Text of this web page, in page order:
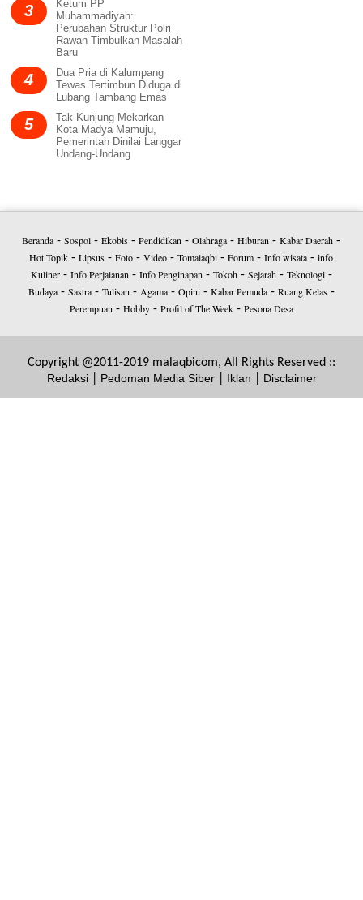
3
Ketum PP
Muhammadiyah:
Perubahan Struktur Polri
Rawan Timbulkan Masalah
Baru
4
Dua Pria di Kalumpang
Tewas Tertimbun Diduga di
Lubang Tambang Emas
5
Tak Kunjung Mekarkan
Kota Madya Mamuju,
Pemerintah Dinilai Langgar
Undang-Undang
Beranda-Sospol -Ekobis -Pendidikan -Olahraga-Hiburan -Kabar Daerah -
Hot Topik -Lipsus -Foto -Video -Tomalaqbi -Forum -Info wisata-info
Kuliner- Info Perjalanan- Info Penginapan- Tokoh- Sejarah- Teknologi-
Budaya- Sastra- Tulisan- Agama- Opini- Kabar Pemuda- Ruang Kelas-
Perempuan- Hobby- Profil of The Week- Pesona Desa
Copyright @2011-2019 malaqbicom, All Rights Reserved ::
Redaksi| Pedoman Media Siber| Iklan Disclaimer